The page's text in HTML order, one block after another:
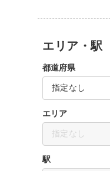
エリア・駅
都道府県
指定なし
エリア
指定なし
駅